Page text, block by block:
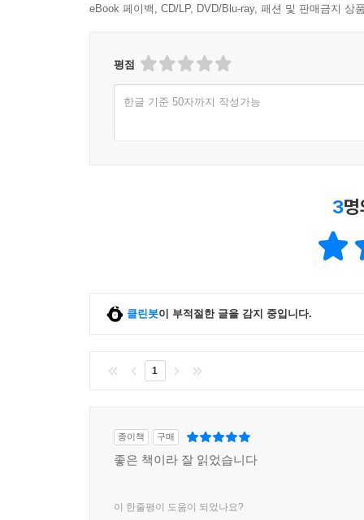
eBook 페이백, CD/LP, DVD/Blu-ray, 패션 및 판매금지 상
평점
한글 기준 50자까지 작성가능
3
클린봇이 부적절한 글을 감지 중입니다.
1
종이책 구매
좋은 책이라 잘 읽었습니다
이 한줄평이 도움이 되었나요?